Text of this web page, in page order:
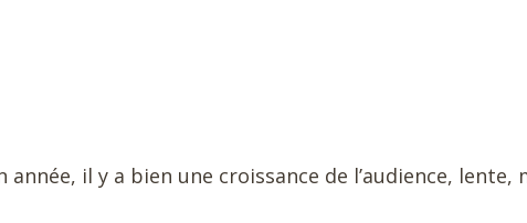
année, il y a bien une croissance de l’audience, lente,